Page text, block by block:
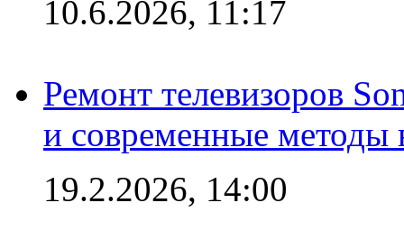
10.6.2026, 11:17
Ремонт телевизоров
и современные методы
19.2.2026, 14:00